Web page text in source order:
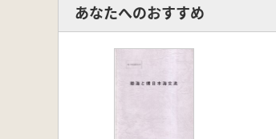
あなたへのおすすめ